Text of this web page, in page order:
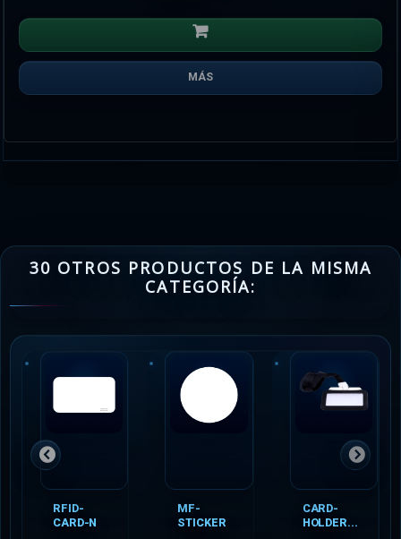
MÁS
30 OTROS PRODUCTOS DE LA MISMA
CATEGORÍA:
RFID-
CARD-N
MF-
STICKER
CARD-
HOLDER...